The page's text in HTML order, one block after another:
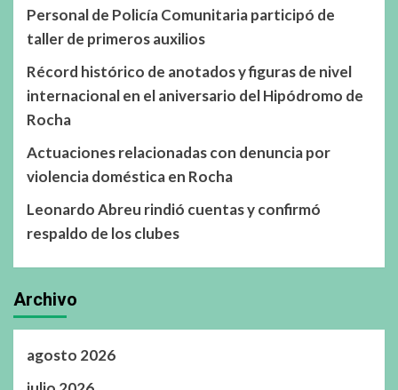
Personal de Policía Comunitaria participó de
taller de primeros auxilios
Récord histórico de anotados y figuras de nivel
internacional en el aniversario del Hipódromo de
Rocha
Actuaciones relacionadas con denuncia por
violencia doméstica en Rocha
Leonardo Abreu rindió cuentas y confirmó
respaldo de los clubes
Archivo
agosto 2026